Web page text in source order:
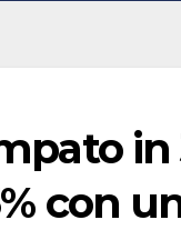
in
con